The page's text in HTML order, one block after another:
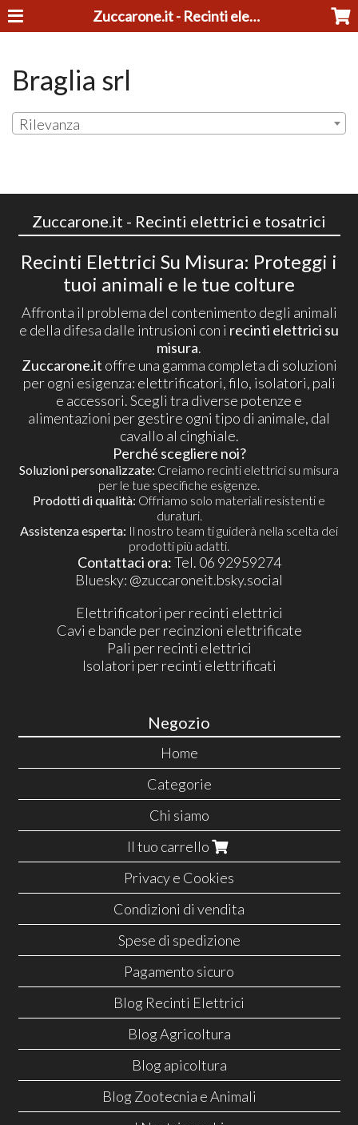
Zuccarone.it - Recinti elettrici e tosatrici
Braglia srl
Rilevanza
Zuccarone.it - Recinti elettrici e tosatrici
Recinti Elettrici Su Misura: Proteggi i
tuoi animali e le tue colture
Affronta il problema del contenimento degli animali
e della difesa dalle intrusioni con i recinti elettrici su
misura.
Zuccarone.it offre una gamma completa di soluzioni
per ogni esigenza: elettrificatori, filo, isolatori, pali
e accessori. Scegli tra diverse potenze e
alimentazioni per gestire ogni tipo di animale, dal
cavallo al cinghiale.
Perché scegliere noi?
Soluzioni personalizzate: Creiamo recinti elettrici su misura
per le tue specifiche esigenze.
Prodotti di qualità: Offriamo solo materiali resistenti e
duraturi.
Assistenza esperta: Il nostro team ti guiderà nella scelta dei
prodotti più adatti.
Contattaci ora:Tel. 06 92959274
​Bluesky: @zuccaroneit.bsky.social
Elettrificatori per recinti elettrici
Cavi e bande per recinzioni elettrificate
Pali per recinti elettrici
Isolatori per recinti elettrificati
Negozio
Home
Categorie
Chi siamo
Il tuo carrello
Privacy e Cookies
Condizioni di vendita
Spese di spedizione
Pagamento sicuro
Blog Recinti Elettrici
Blog Agricoltura
Blog apicoltura
Blog Zootecnia e Animali